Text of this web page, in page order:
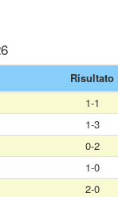
Risultato
1-1
1-3
0-2
1-0
2-0